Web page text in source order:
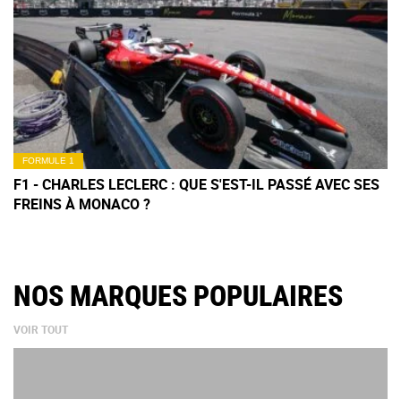
FORMULE 1
F1 - CHARLES LECLERC : QUE S'EST-IL PASSÉ AVEC SES
FREINS À MONACO ?
NOS MARQUES POPULAIRES
VOIR TOUT